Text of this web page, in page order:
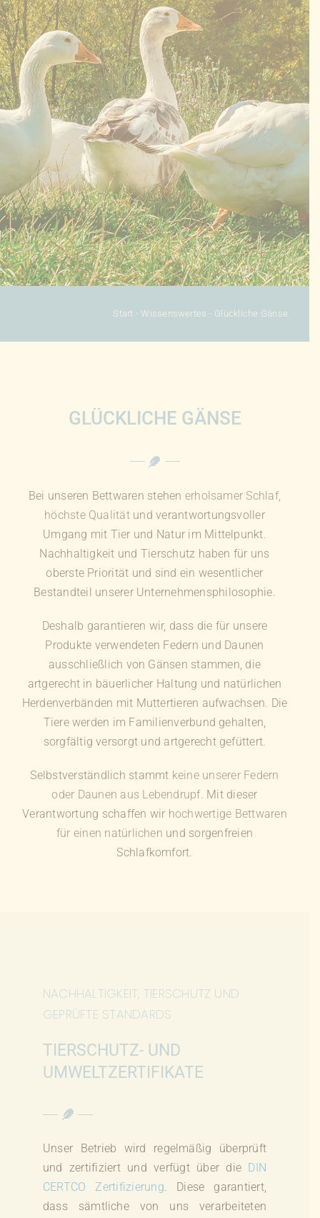
KONFIGURATOR
DAUNENDECKEN
DAUNENKISSEN
ZUBEHÖR
SALE %
ÜBER UNS
Start -Wissenswertes - Glückliche Gänse
GLÜCKLICHE GÄNSE
Bei unseren Bettwaren stehen erholsamer Schlaf,
höchste Qualitätund verantwortungsvoller
Umgang mit Tier und Natur im Mittelpunkt.
Nachhaltigkeit und Tierschutz haben für uns
oberste Priorität und sind ein wesentlicher
Bestandteil unserer Unternehmensphilosophie.
Deshalb garantieren wir, dass die für unsere
Produkte verwendeten Federn und Daunen
ausschließlich von Gänsen stammen, die
artgerecht in bäuerlicher Haltung und natürlichen
Herdenverbänden mit Muttertieren aufwachsen. Die
Tiere werden im Familienverbund gehalten,
sorgfältig versorgt und artgerecht gefüttert.
Selbstverständlich stammt keine unserer Federn
oder Daunen aus Lebendrupf. Mit dieser
Verantwortung schaffen wir hochwertige Bettwaren
für einen natürlichen und sorgenfreien
Schlafkomfort.
NACHHALTIGKEIT, TIERSCHUTZ UND
GEPRÜFTE STANDARDS
TIERSCHUTZ- UND
UMWELTZERTIFIKATE
Unser Betrieb wird regelmäßig überprüft
und zertifiziert und verfügt über die DIN
CERTCO Zertifizierung. Diese garantiert,
dass sämtliche von uns verarbeiteten